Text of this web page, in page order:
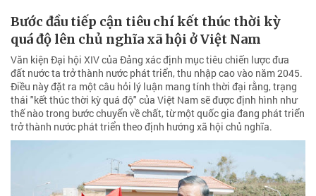
Bước đầu tiếp cận tiêu chí kết thúc thời kỳ
quá độ lên chủ nghĩa xã hội ở Việt Nam
Văn kiện Đại hội XIV của Đảng xác định mục tiêu chiến lược đưa
đất nước ta trở thành nước phát triển, thu nhập cao vào năm 2045.
Điều này đặt ra một câu hỏi lý luận mang tính thời đại rằng, trạng
thái "kết thúc thời kỳ quá độ" của Việt Nam sẽ được định hình như
thế nào trong bước chuyển về chất, từ một quốc gia đang phát triển
trở thành nước phát triển theo định hướng xã hội chủ nghĩa.